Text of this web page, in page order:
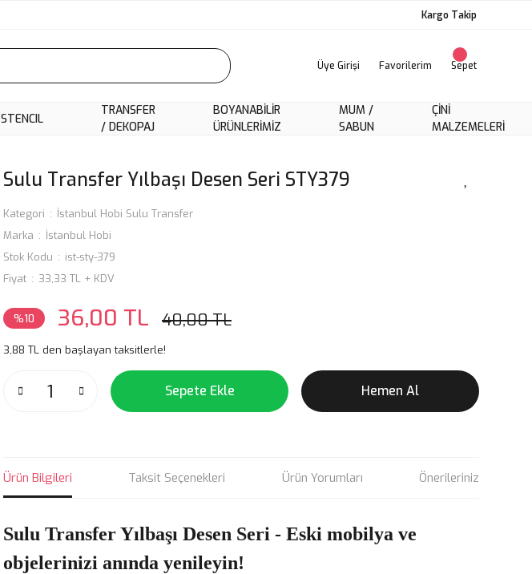
Kargo Takip
Üye Girişi Favorilerim Sepet
STENCIL
TRANSFER
/ DEKOPAJ
BOYANABILIR
ÜRÜNLERIMIZ
MUM /
SABUN
ÇINI
MALZEMELERI
Sulu Transfer Yılbaşı Desen Seri STY379
Kategori
İstanbul Hobi Sulu Transfer
Marka
İstanbul Hobi
Stok Kodu
ist-sty-379
Fiyat
33,33 TL + KDV
%10 36,00 TL 40,00 TL
3,88 TL den başlayan taksitlerle!
Sepete Ekle Hemen Al
Ürün Bilgileri Taksit Seçenekleri Ürün Yorumları Önerileriniz
Sulu Transfer Yılbaşı Desen Seri - Eski mobilya ve
objelerinizi anında yenileyin!